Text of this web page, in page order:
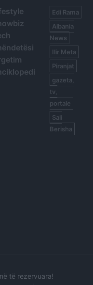
Edi Rama
Albania
News
Ilir Meta
Piranjat
gazeta,
tv,
portale
Sali
Berisha
të rezervuara!